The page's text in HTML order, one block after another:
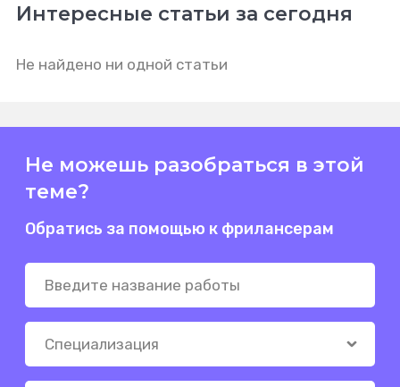
Интересные статьи за сегодня
Не найдено ни одной статьи
Не можешь разобраться в этой
теме?
Обратись за помощью к фрилансерам